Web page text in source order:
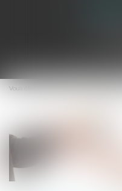
Ouvrir
le
Vous êtes ici :